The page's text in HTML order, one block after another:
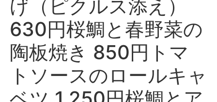
げ（ピクルス添え）
630円桜鯛と春野菜の
陶板焼き 850円トマ
トソースのロールキャ